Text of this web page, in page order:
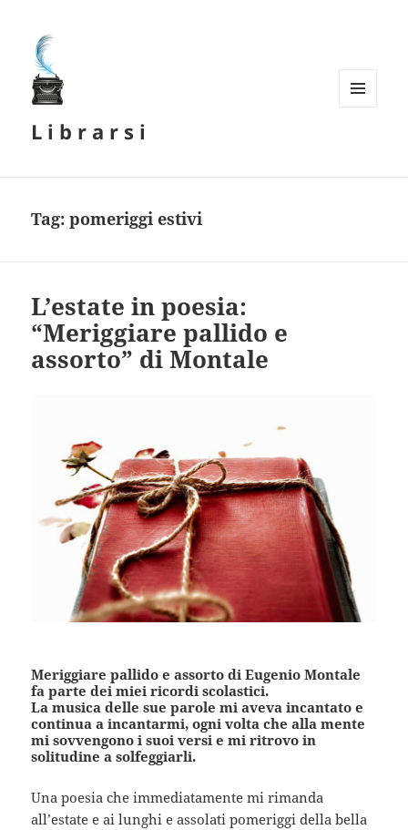
L i b r a r s i
Tag:pomeriggi estivi
L’estate in poesia:
“Meriggiare pallido e
assorto” di Montale
Meriggiare pallido e assorto di Eugenio Montale
fa parte dei miei ricordi scolastici.
La musica delle sue parole mi aveva incantato e
continua a incantarmi, ogni volta che alla mente
mi sovvengono i suoi versi e mi ritrovo in
solitudine a solfeggiarli.
Una poesia che immediatamente mi rimanda
all’estate e ai lunghi e assolati pomeriggi della bella